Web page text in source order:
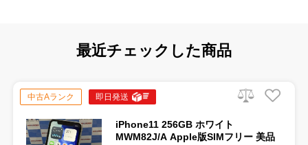
最近チェックした商品
中古Aランク 即日発送
iPhone11 256GB ホワイト
MWM82J/A Apple版SIMフリー 美品